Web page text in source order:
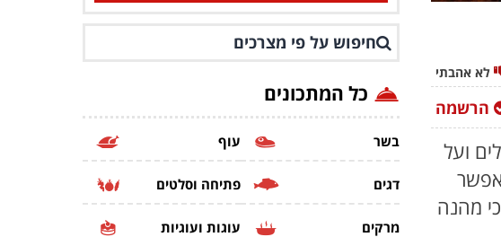
לא אהבתי
הרשמה
ועל
מהנה
חיפוש על פי מצרכים
כל המתכונים
בשר עוף
דגים פתיחה וסלטים
מרקים עוגות ועוגיות